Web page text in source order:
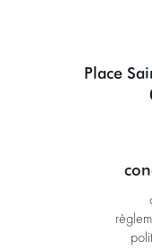
Place